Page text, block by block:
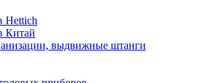
Hettich
Китай
выдвижные штанги